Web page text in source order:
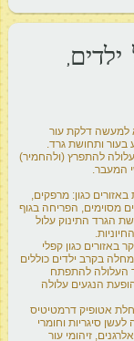
למעשה דלקת עור
ותחושת גרד.
עלולה להתפרץ (ולהחמיר)
המעבר.
כגון: מרפקים,
מסוימים, הפריחה בגוף
הגרד התינוק עלול
באזורים כגון קפלי
בקרב ילדים כוללים
העלולה להתפתח
הנגעים עלולה
אטופיק דרמטיטיס
סיגריות וחומרי
זיהומי עור